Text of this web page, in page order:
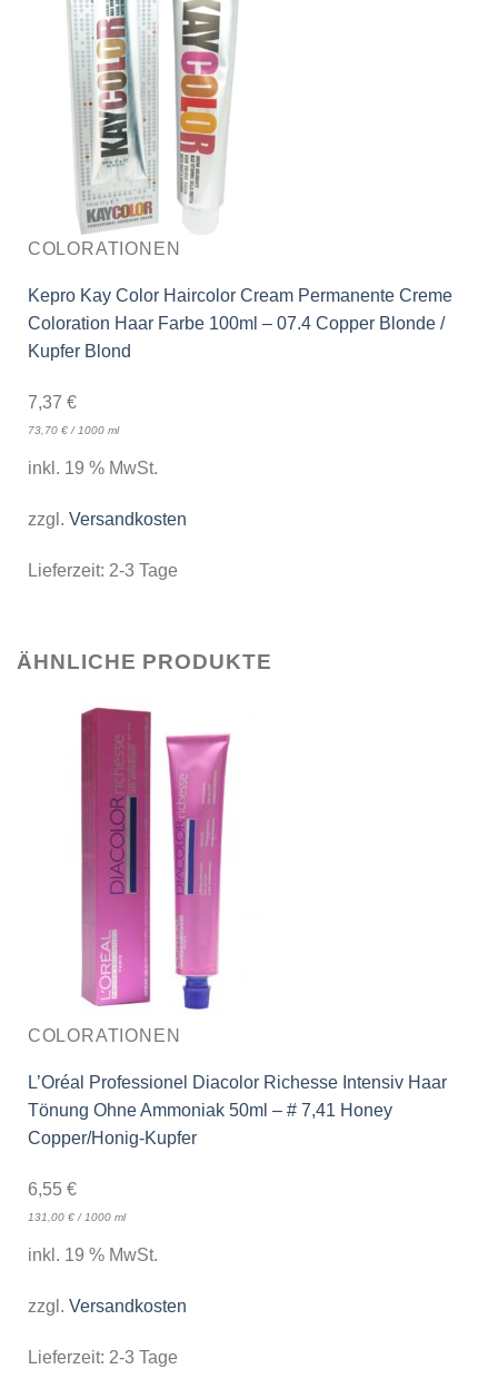
COLORATIONEN
Kepro Kay Color Haircolor Cream Permanente Creme
Coloration Haar Farbe 100ml – 07.4 Copper Blonde /
Kupfer Blond
7,37 €
73,70 €/ 1000 ml
inkl. 19 % MwSt.
zzgl. Versandkosten
Lieferzeit: 2-3 Tage
ÄHNLICHE PRODUKTE
COLORATIONEN
L’Oréal Professionel Diacolor Richesse Intensiv Haar
Tönung Ohne Ammoniak 50ml – # 7,41 Honey
Copper/Honig-Kupfer
6,55 €
131,00 €/ 1000 ml
inkl. 19 % MwSt.
zzgl. Versandkosten
Lieferzeit: 2-3 Tage